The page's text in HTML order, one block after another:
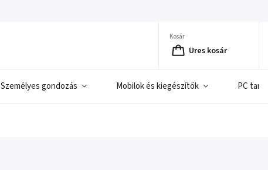
Kosár
Üres kosár
Személyes gondozás Mobilok és kiegészítők PC